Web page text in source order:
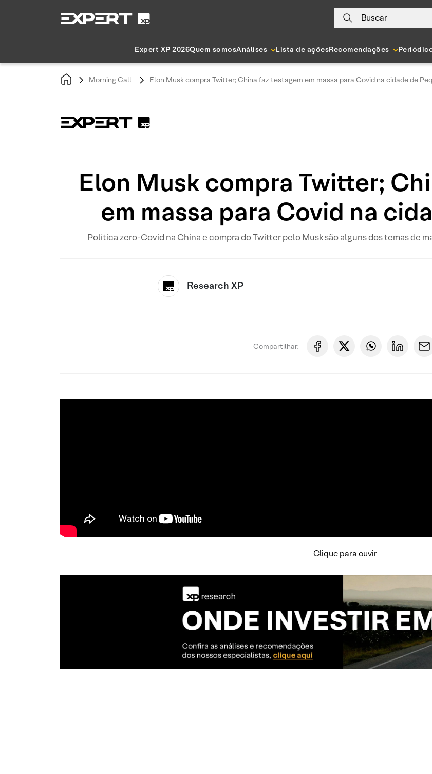
Buscar
Expert XP 2026Quem somosAnálises Lista de açõesRecomendações
Morning Call Elon Musk compra Twitter; China faz testagem em massa para Covid na cidade de
Elon Musk compra Twitter;
em massa para Covid na
Política zero-Covid na China e compra do Twitter pelo Musk são alguns dos temas de
Research XP
Compartilhar:
Clique para ouvir